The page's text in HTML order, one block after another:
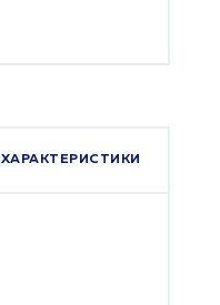
ХАРАКТЕРИСТИКИ